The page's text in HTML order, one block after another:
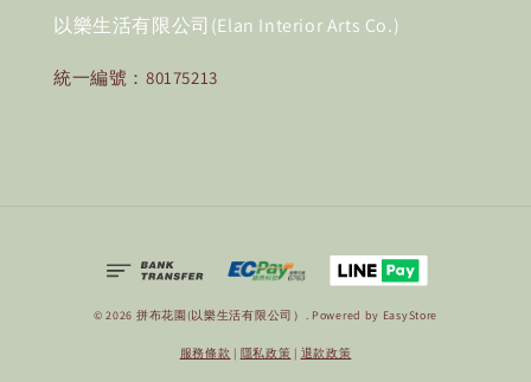
以樂生活有限公司(Elan Interior Arts Co.)
統一編號：80175213
© 2026 拼布花園(以樂生活有限公司）. Powered by EasyStore
服務條款 | 隱私政策 | 退款政策